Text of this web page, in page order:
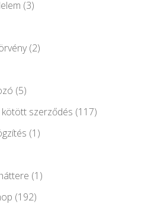
(3)
(2)
(5)
szerződés (117)
(1)
(1)
(192)